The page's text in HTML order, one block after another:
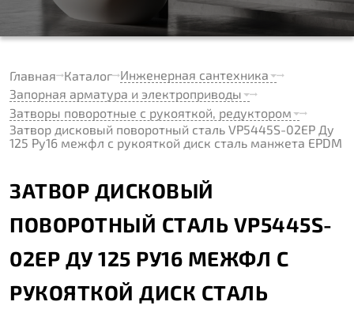
Главная Каталог Инженерная сантехника
Запорная арматура и электроприводы
Затворы поворотные с рукояткой, редуктором
Затвор дисковый поворотный сталь VP5445S-02EP Ду
125 Ру16 межфл с рукояткой диск сталь манжета EPDM
ЗАТВОР ДИСКОВЫЙ
ПОВОРОТНЫЙ СТАЛЬ VP5445S-
02EP ДУ 125 РУ16 МЕЖФЛ С
РУКОЯТКОЙ ДИСК СТАЛЬ